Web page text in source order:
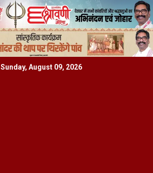
Sunday, August 09, 2026